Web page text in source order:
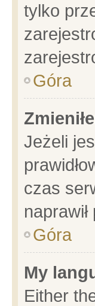
tylko
Góra
Jeżeli
czas
Góra
My
Either